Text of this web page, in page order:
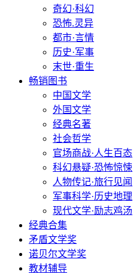
奇幻·科幻
恐怖.灵异
都市·言情
历史·军事
末世·重生
畅销图书
中国文学
外国文学
经典名著
社会哲学
官场商战·人生百态
科幻悬疑·恐怖惊悚
人物传记·旅行见闻
军事科学·历史地理
现代文学·励志鸡汤
经典合集
矛盾文学奖
诺贝尔文学奖
教材辅导